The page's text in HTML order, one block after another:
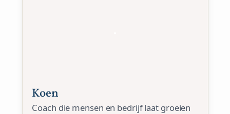
Koen
Coach die mensen en bedrijf laat groeien